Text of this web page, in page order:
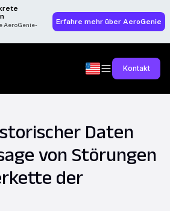
AeroGenie-
Erfahre mehr über AeroGenie
Kontakt
Daten
von Störungen
der